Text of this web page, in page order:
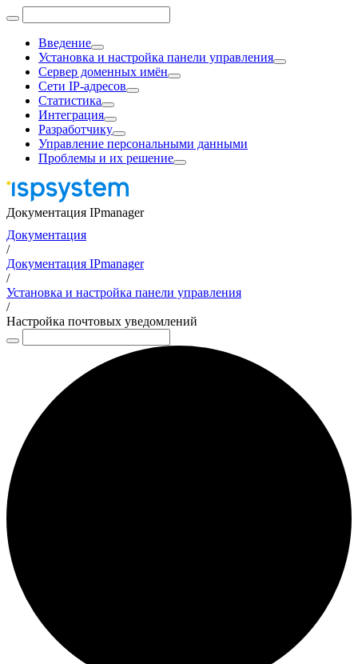
Введение
Установка и настройка панели управления
Сервер доменных имён
Сети IP-адресов
Статистика
Интеграция
Разработчику
Управление персональными данными
Проблемы и их решение
Документация IPmanager
Документация
/
Документация IPmanager
/
Установка и настройка панели управления
/
Настройка почтовых уведомлений